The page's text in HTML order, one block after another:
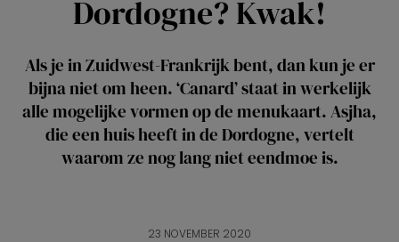
Dordogne? Kwak!
Als je in Zuidwest-Frankrijk bent, dan kun je er
bijna niet om heen. ‘Canard’ staat in werkelijk
alle mogelijke vormen op de menukaart. Asjha,
die een huis heeft in de Dordogne, vertelt
waarom ze nog lang niet eendmoe is.
23 NOVEMBER 2020